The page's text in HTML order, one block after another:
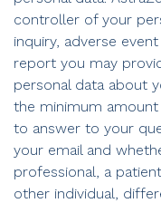
controller of your
inquiry, adverse
report you may
personal data about
the minimum
to answer to your
your email and
professional, a
other individual,